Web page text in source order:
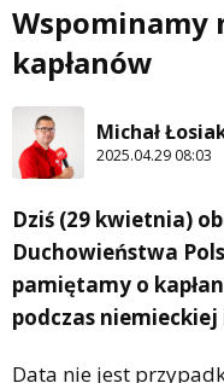
Wspominamy
kapłanów
Michał
2025.04.29 08:03
Dziś (29 kwietnia)
Duchowieństwa
pamiętamy o
podczas
Data nie jest